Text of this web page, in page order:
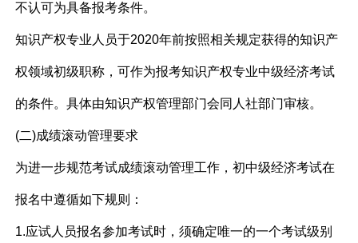
不认可为具备报考条件。
知识产权专业人员于2020年前按照相关规定获得的知识产
权领域初级职称，可作为报考知识产权专业中级经济考试
的条件。具体由知识产权管理部门会同人社部门审核。
(二)成绩滚动管理要求
为进一步规范考试成绩滚动管理工作，初中级经济考试在
报名中遵循如下规则：
1.应试人员报名参加考试时，须确定唯一的一个考试级别